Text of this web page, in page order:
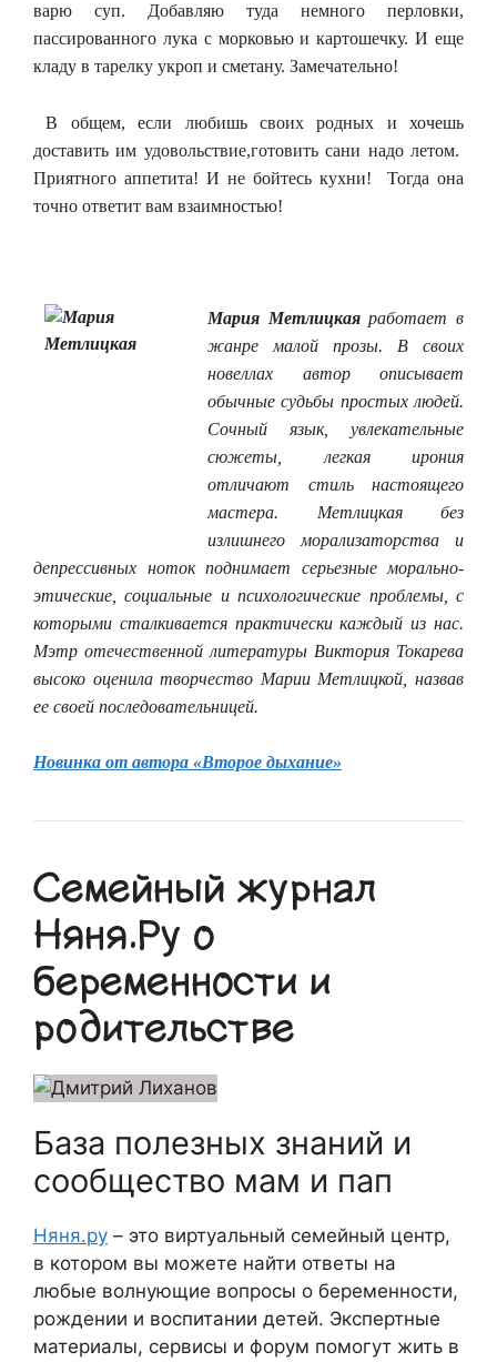
варю суп. Добавляю туда немного перловки,
пассированного лука с морковью и картошечку. И еще
кладу в тарелку укроп и сметану. Замечательно!
В общем, если любишь своих родных и хочешь
доставить им удовольствие,готовить сани надо летом.
Приятного аппетита! И не бойтесь кухни! Тогда она
точно ответит вам взаимностью!
Мария Метлицкаяработает в
жанре малой прозы. В своих
новеллах автор описывает
обычные судьбы простых людей.
Сочный язык, увлекательные
сюжеты, легкая ирония
отличают стиль настоящего
мастера. Метлицкая без
излишнего морализаторства и
депрессивных ноток поднимает серьезные морально-
этические, социальные и психологические проблемы, с
которыми сталкивается практически каждый из нас.
Мэтр отечественной литературы Виктория Токарева
высоко оценила творчество Марии Метлицкой, назвав
ее своей последовательницей.
Новинка от автора «Второе дыхание»
Семейный журнал
Няня.Ру о
беременности и
родительстве
База полезных знаний и
сообщество мам и пап
Няня.ру – это виртуальный семейный центр,
в котором вы можете найти ответы на
любые волнующие вопросы о беременности,
рождении и воспитании детей. Экспертные
материалы, сервисы и форум помогут жить в